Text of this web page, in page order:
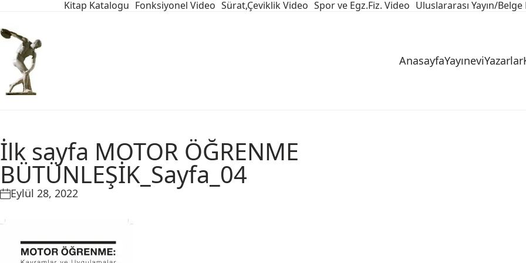
Kitap Katalogu Fonksiyonel Video Sürat,Çeviklik Video Spor ve Egz.Fiz. Video Uluslararası Yayın/
AnasayfaYayıneviYazarlar
İlk sayfa MOTOR ÖĞRENME
BÜTÜNLEŞİK_Sayfa_04
Eylül 28, 2022